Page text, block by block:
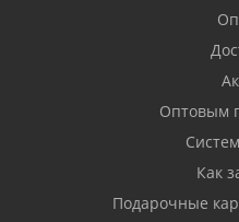
Оптовым
Как
Подарочные